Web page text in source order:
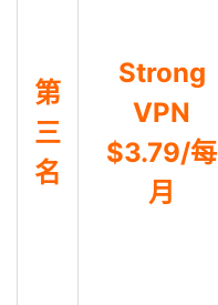
第
三
名
Strong
VPN
$3.79/每
月